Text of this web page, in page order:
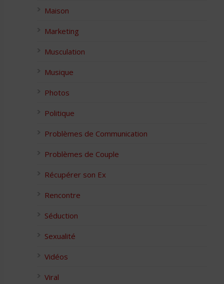
Maison
Marketing
Musculation
Musique
Photos
Politique
Problèmes de Communication
Problèmes de Couple
Récupérer son Ex
Rencontre
Séduction
Sexualité
Vidéos
Viral